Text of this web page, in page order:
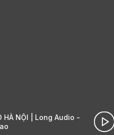
Cận cảnh đập hộp Stromtank
- Âm thanh Hi-End đỉnh cao